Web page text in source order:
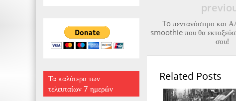
Τα καλύτερα των
τελευταίων 7 ημερών
To πεντανόστιμο
smoothie που θα
σου!
Related Posts